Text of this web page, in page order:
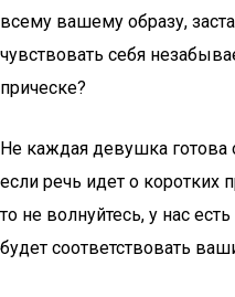
всему вашему образу,
чувствовать себя
прическе?
Не каждая девушка готова
если речь идет о коротких
то не волнуйтесь, у нас
будет соответствовать